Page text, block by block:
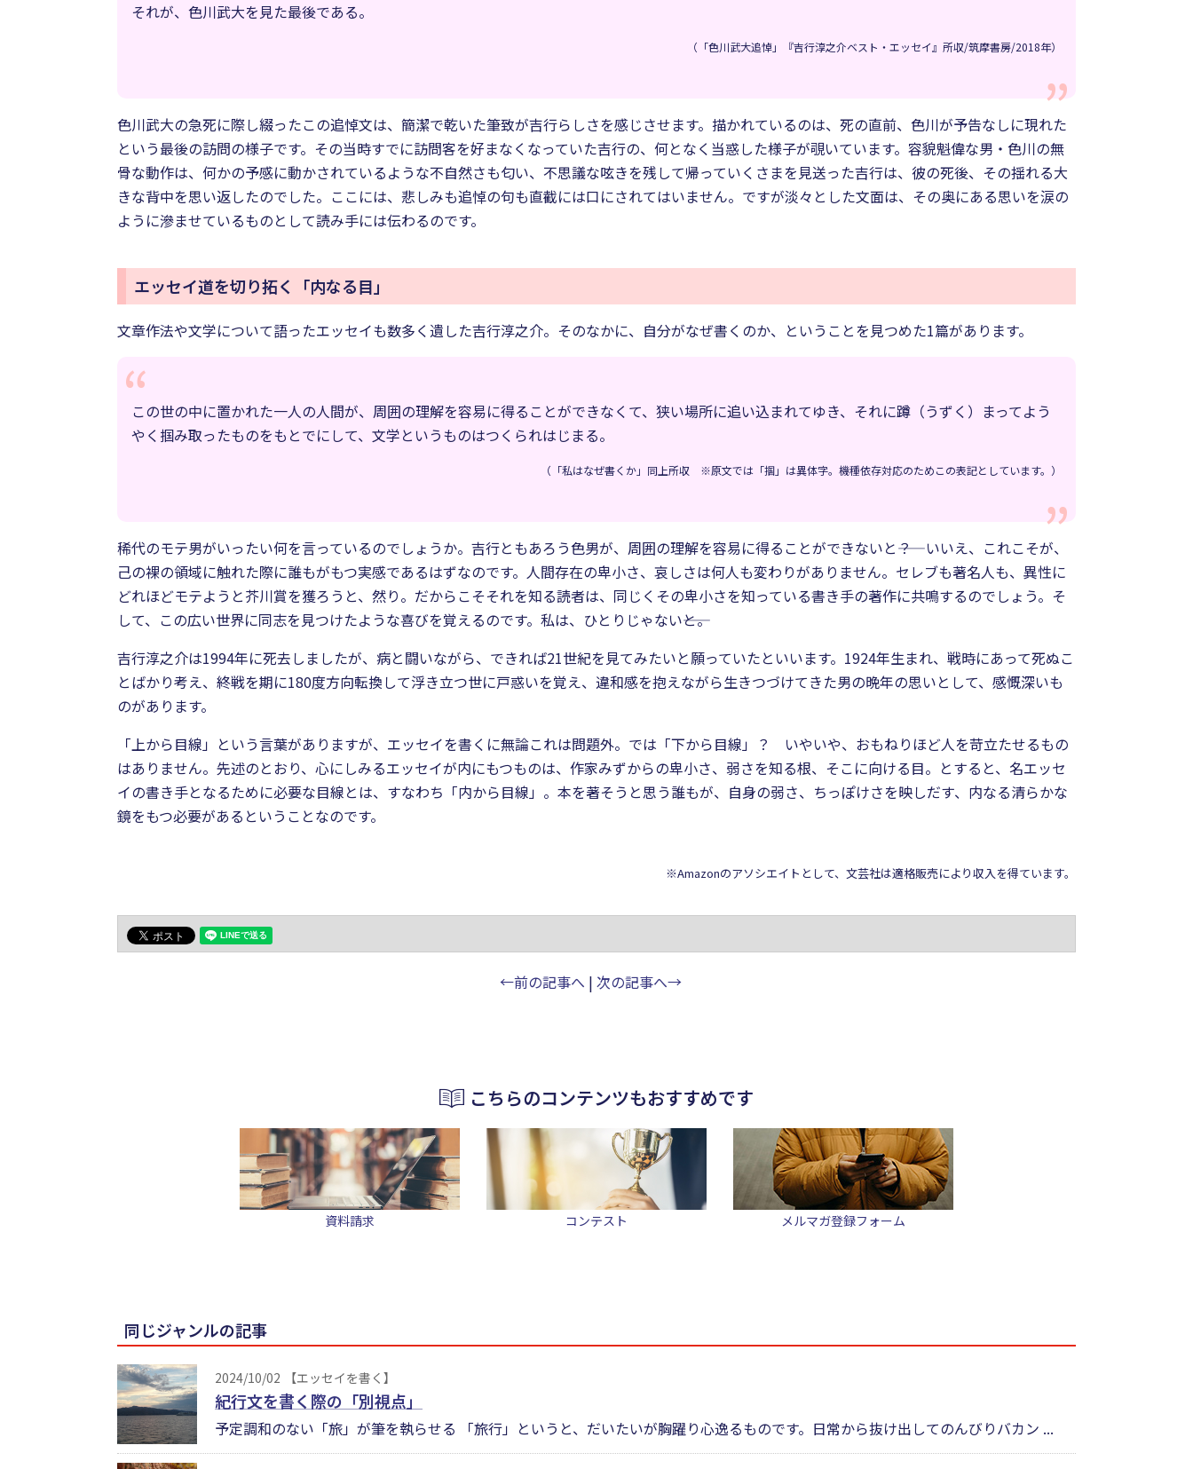
それが、色川武大を見た最後である。
（「色川武大追悼」『吉行淳之介ベスト・エッセイ』所収/筑摩書房/2018年）
色川武大の急死に際し綴ったこの追悼文は、簡潔で乾いた筆致が吉行らしさを感じさせます。描かれているのは、死の直前、色川が予告なしに現れた
という最後の訪問の様子です。その当時すでに訪問客を好まなくなっていた吉行の、何となく当惑した様子が覗いています。容貌魁偉な男・色川の無
骨な動作は、何かの予感に動かされているような不自然さも匂い、不思議な呟きを残して帰っていくさまを見送った吉行は、彼の死後、その揺れる大
きな背中を思い返したのでした。ここには、悲しみも追悼の句も直截には口にされてはいません。ですが淡々とした文面は、その奥にある思いを涙の
ように滲ませているものとして読み手には伝わるのです。
エッセイ道を切り拓く「内なる目」
文章作法や文学について語ったエッセイも数多く遺した吉行淳之介。そのなかに、自分がなぜ書くのか、ということを見つめた1篇があります。
この世の中に置かれた一人の人間が、周囲の理解を容易に得ることができなくて、狭い場所に追い込まれてゆき、それに蹲（うずく）まってよう
やく掴み取ったものをもとでにして、文学というものはつくられはじまる。
（「私はなぜ書くか」同上所収 ※原文では「掴」は異体字。機種依存対応のためこの表記としています。）
稀代のモテ男がいったい何を言っているのでしょうか。吉行ともあろう色男が、周囲の理解を容易に得ることができないと――？ いいえ、これこそが、
己の裸の領域に触れた際に誰もがもつ実感であるはずなのです。人間存在の卑小さ、哀しさは何人も変わりがありません。セレブも著名人も、異性に
どれほどモテようと芥川賞を獲ろうと、然り。だからこそそれを知る読者は、同じくその卑小さを知っている書き手の著作に共鳴するのでしょう。そ
して、この広い世界に同志を見つけたような喜びを覚えるのです。私は、ひとりじゃない――と。
吉行淳之介は1994年に死去しましたが、病と闘いながら、できれば21世紀を見てみたいと願っていたといいます。1924年生まれ、戦時にあって死ぬこ
とばかり考え、終戦を期に180度方向転換して浮き立つ世に戸惑いを覚え、違和感を抱えながら生きつづけてきた男の晩年の思いとして、感慨深いも
のがあります。
「上から目線」という言葉がありますが、エッセイを書くに無論これは問題外。では「下から目線」？ いやいや、おもねりほど人を苛立たせるもの
はありません。先述のとおり、心にしみるエッセイが内にもつものは、作家みずからの卑小さ、弱さを知る根、そこに向ける目。とすると、名エッセ
イの書き手となるために必要な目線とは、すなわち「内から目線」。本を著そうと思う誰もが、自身の弱さ、ちっぽけさを映しだす、内なる清らかな
鏡をもつ必要があるということなのです。
※Amazonのアソシエイトとして、文芸社は適格販売により収入を得ています。
←前の記事へ | 次の記事へ→
こちらのコンテンツもおすすめです
資料請求 コンテスト メルマガ登録フォーム
同じジャンルの記事
2024/10/02 【エッセイを書く】
紀行文を書く際の「別視点」
予定調和のない「旅」が筆を執らせる 「旅行」というと、だいたいが胸躍り心逸るものです。日常から抜け出してのんびりバカン ...